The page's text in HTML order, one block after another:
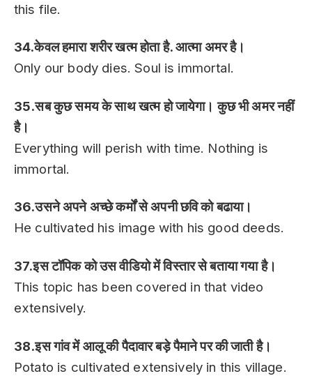
this file.
34.केवल हमारा शरीर खत्म होता है. आत्मा अमर है।
Only our body dies. Soul is immortal.
35.सब कुछ समय के साथ खत्म हो जायेगा। कुछ भी अमर नहीं
है।
Everything will perish with time. Nothing is
immortal.
36.उसने अपने अच्छे कर्मों से अपनी छवि को बढाया।
He cultivated his image with his good deeds.
37.इस टॉपिक को उस वीडियो में विस्तार से बताया गया है।
This topic has been covered in that video
extensively.
38.इस गांव में आलू की पैदावार बड़े पैमाने पर की जाती है।
Potato is cultivated extensively in this village.